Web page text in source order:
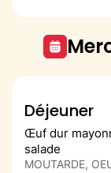
Déjeuner
Œuf dur
salade
MOUTARDE,